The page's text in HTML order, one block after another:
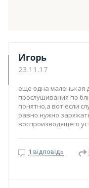
Игорь
23.11.17
еще одна маленькая
прослушивания по
понятно,а вот если
равно нужно
воспроизводящего
1 відповідь